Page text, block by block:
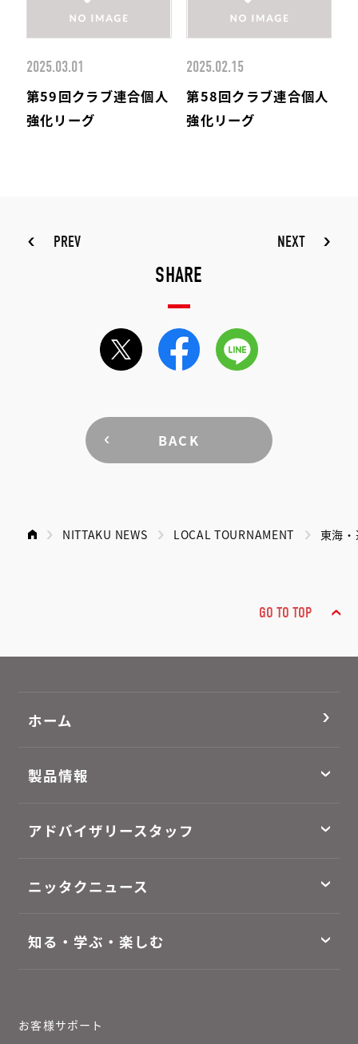
2025.03.01
第59回クラブ連合個人
強化リーグ
2025.02.15
第58回クラブ連合個人
強化リーグ
PREV NEXT
SHARE
BACK
NITTAKU NEWS LOCAL TOURNAMENT 東海
GO TO TOP
ホーム
製品情報
アドバイザリースタッフ
ニッタクニュース
知る・学ぶ・楽しむ
お客様サポート